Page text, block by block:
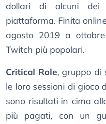
dollari di alcuni dei
piattaforma. Finita
agosto 2019 a
Twitch più popolari.
Critical Role, gruppo di
le loro sessioni di gioco
sono risultati in cima
più pagati, con un